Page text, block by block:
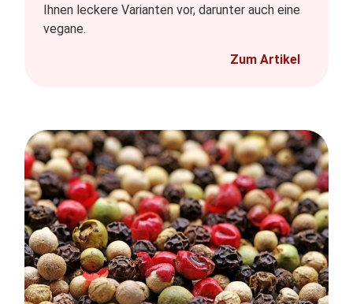
Ihnen leckere Varianten vor, darunter auch eine
vegane.
Zum Artikel